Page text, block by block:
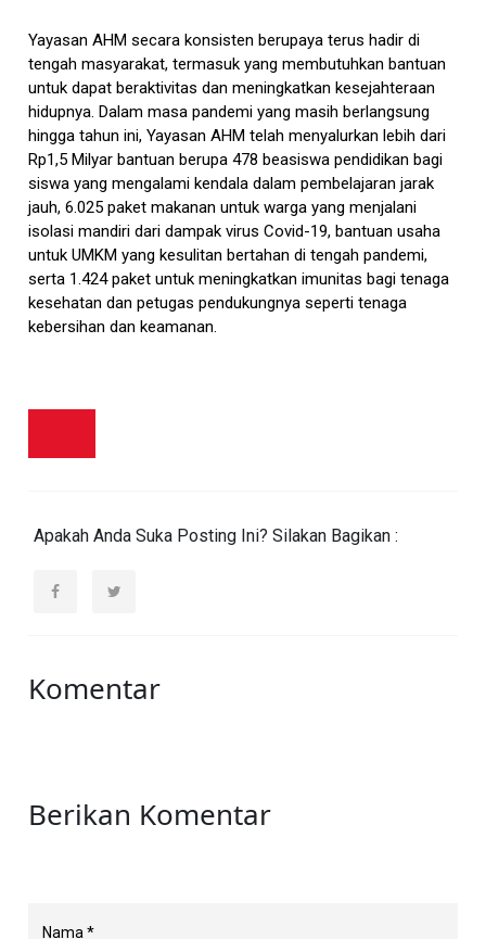
Yayasan AHM secara konsisten berupaya terus hadir di
tengah masyarakat, termasuk yang membutuhkan bantuan
untuk dapat beraktivitas dan meningkatkan kesejahteraan
hidupnya. Dalam masa pandemi yang masih berlangsung
hingga tahun ini, Yayasan AHM telah menyalurkan lebih dari
Rp1,5 Milyar bantuan berupa 478 beasiswa pendidikan bagi
siswa yang mengalami kendala dalam pembelajaran jarak
jauh, 6.025 paket makanan untuk warga yang menjalani
isolasi mandiri dari dampak virus Covid-19, bantuan usaha
untuk UMKM yang kesulitan bertahan di tengah pandemi,
serta 1.424 paket untuk meningkatkan imunitas bagi tenaga
kesehatan dan petugas pendukungnya seperti tenaga
kebersihan dan keamanan.
Apakah Anda Suka Posting Ini? Silakan Bagikan :
Komentar
Berikan Komentar